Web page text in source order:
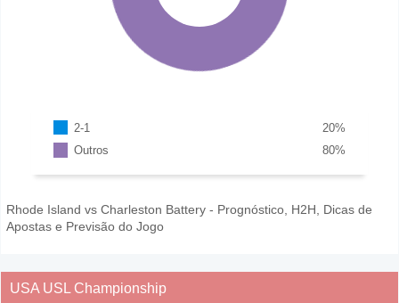
2-1 %
20
Outros
%
80
Rhode Island vs Charleston Battery - Prognóstico, H2H, Dicas de
Apostas e Previsão do Jogo
USA USL Championship